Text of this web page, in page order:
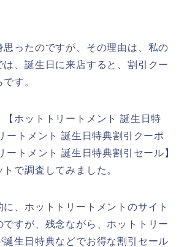
思ったのですが、その理由は、私の
、誕生日に来店すると、割引クー
す。
【ホットトリートメント 誕生日特
ートメント 誕生日特典割引クーポ
ートメント 誕生日特典割引セール】
で調査してみました。
、ホットトリートメントのサイト
ですが、残念ながら、ホットトリー
誕生日特典などでお得な割引セール